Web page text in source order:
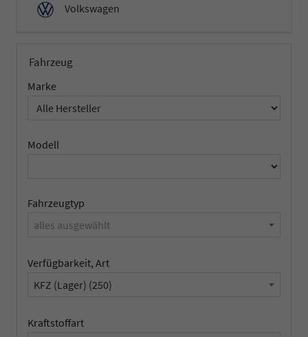
Volkswagen
Fahrzeug
Marke
Modell
Fahrzeugtyp
alles ausgewählt
Verfügbarkeit, Art
KFZ (Lager) (250)
Kraftstoffart